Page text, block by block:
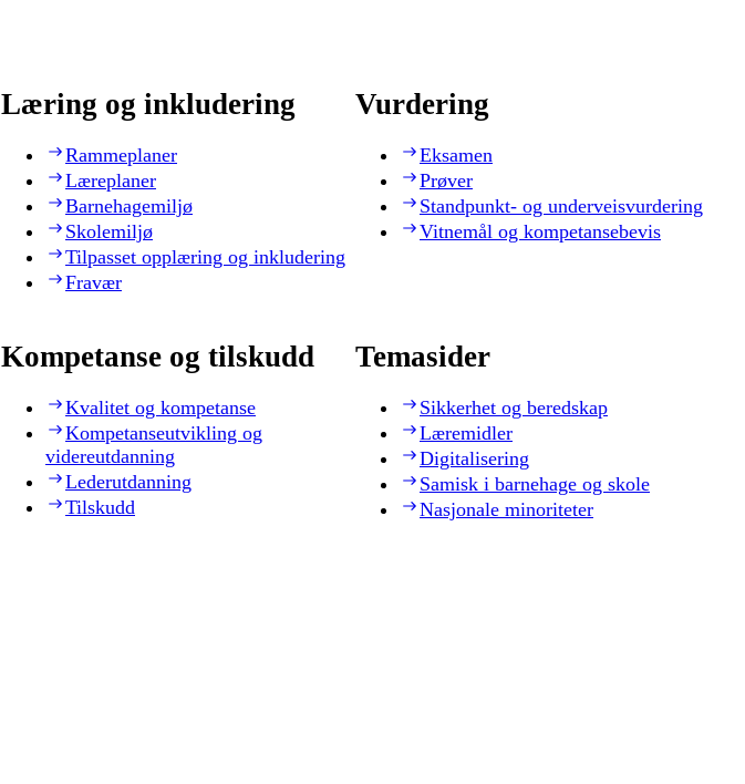
Læring og inkludering
Rammeplaner
Læreplaner
Barnehagemiljø
Skolemiljø
Tilpasset opplæring og inkludering
Fravær
Vurdering
Eksamen
Prøver
Standpunkt- og underveisvurdering
Vitnemål og kompetansebevis
Kompetanse og tilskudd
Kvalitet og kompetanse
Kompetanseutvikling og
videreutdanning
Lederutdanning
Tilskudd
Temasider
Sikkerhet og beredskap
Læremidler
Digitalisering
Samisk i barnehage og skole
Nasjonale minoriteter